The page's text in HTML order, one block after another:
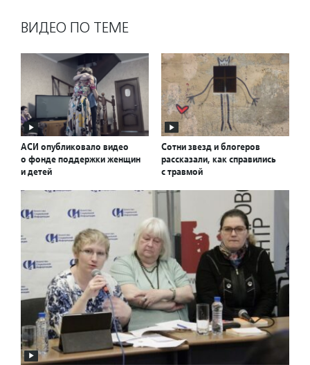
ВИДЕО ПО ТЕМЕ
АСИ опубликовало видео
о фонде поддержки женщин
и детей
Сотни звезд и блогеров
рассказали, как справились
с травмой